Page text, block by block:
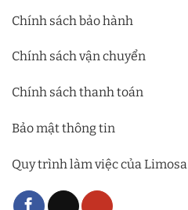
Chính sách bảo hành
Chính sách vận chuyển
Chính sách thanh toán
Bảo mật thông tin
Quy trình làm việc của Limosa